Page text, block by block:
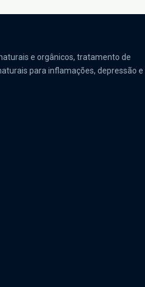
e orgânicos, tratamento de
para inflamações, depressão e